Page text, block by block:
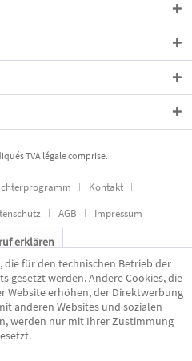
TVA légale comprise.
Kontakt
AGB Impressum
erklären
die für den technischen Betrieb der
gesetzt werden. Andere Cookies, die
Website erhöhen, der Direktwerbung
anderen Websites und sozialen
werden nur mit Ihrer Zustimmung